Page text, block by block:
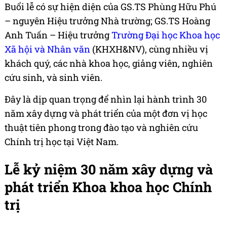
Buổi lễ có sự hiện diện của GS.TS Phùng Hữu Phú
– nguyên Hiệu trưởng Nhà trường; GS.TS Hoàng
Anh Tuấn – Hiệu trưởngTrường Đại học Khoa học
Xã hội và Nhân văn (KHXH&NV), cùng nhiều vị
khách quý, các nhà khoa học, giảng viên, nghiên
cứu sinh, và sinh viên.
Đây là dịp quan trọng để nhìn lại hành trình 30
năm xây dựng và phát triển của một đơn vị học
thuật tiên phong trong đào tạo và nghiên cứu
Chính trị học tại Việt Nam.
Lễ kỷ niệm 30 năm xây dựng và
phát triển Khoa khoa học Chính
trị